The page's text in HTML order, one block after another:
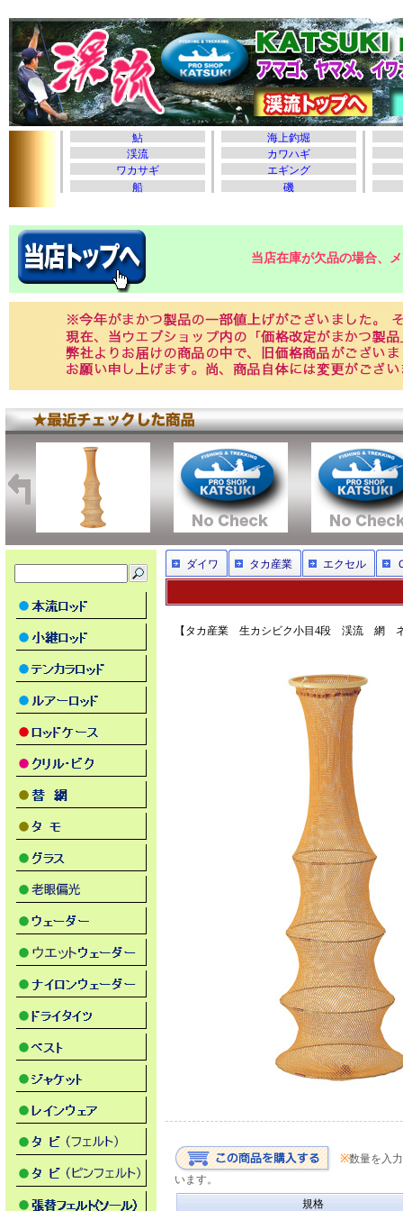
当店在庫が欠品の場合、
ダイワ タカ産業 エクセル
【タカ産業 生カシビク小目4段 渓流 網
※数量を入
います。
規格